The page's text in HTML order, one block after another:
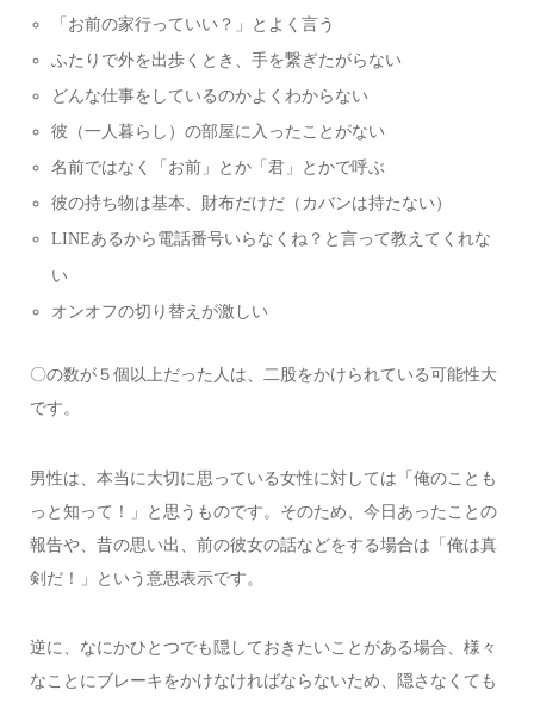
「お前の家行っていい？」とよく言う
ふたりで外を出歩くとき、手を繋ぎたがらない
どんな仕事をしているのかよくわからない
彼（一人暮らし）の部屋に入ったことがない
名前ではなく「お前」とか「君」とかで呼ぶ
彼の持ち物は基本、財布だけだ（カバンは持たない）
LINEあるから電話番号いらなくね？と言って教えてくれな
い
オンオフの切り替えが激しい
〇の数が５個以上だった人は、二股をかけられている可能性大
です。
男性は、本当に大切に思っている女性に対しては「俺のことも
っと知って！」と思うものです。そのため、今日あったことの
報告や、昔の思い出、前の彼女の話などをする場合は「俺は真
剣だ！」という意思表示です。
逆に、なにかひとつでも隠しておきたいことがある場合、様々
なことにブレーキをかけなければならないため、隠さなくても